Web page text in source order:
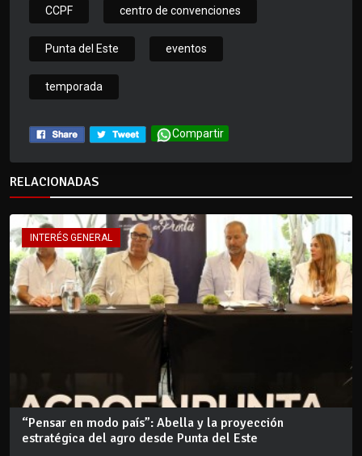
CCPF centro de convenciones
Punta del Este eventos
temporada
Compartir
RELACIONADAS
INTERÉS GENERAL
“Pensar en modo país”: Abella y la proyección
estratégica del agro desde Punta del Este